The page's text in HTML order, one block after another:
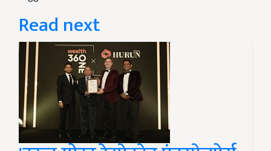
Read next